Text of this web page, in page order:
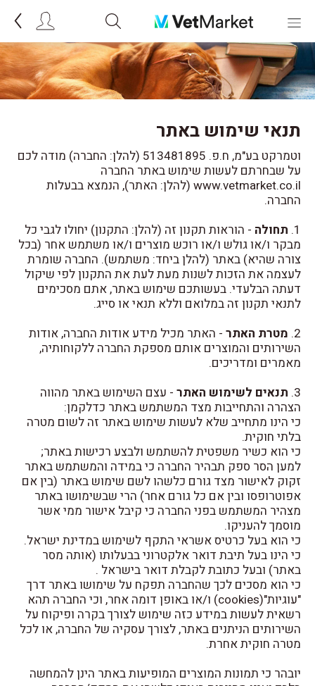
תנאי שימוש באתר
וטמרקט בע"מ, ח.פ. 513481895 (להלן: החברה) מודה לכם
על שבחרתם לעשות שימוש באתר החברה
www.vetmarket.co.il (להלן: האתר), הנמצא בבעלות
החברה.
1. תחולה - הוראות תקנון זה (להלן: התקנון) יחולו לגבי כל
מבקר ו/או גולש ו/או רוכש מוצרים ו/או משתמש אחר (בכל
צורה שהיא) באתר (להלן ביחד: משתמש). החברה שומרת
לעצמה את הזכות לשנות מעת לעת את התקנון לפי שיקול
דעתה הבלעדי. בעשותכם שימוש באתר, אתם מסכימים
לתנאי תקנון זה במלואם וללא תנאי או סייג.
2. מטרת האתר - האתר מכיל מידע אודות החברה, אודות
השירותים והמוצרים אותם מספקת החברה ללקוחותיה,
מאמרים ומדריכים.
3. תנאים לשימוש האתר - עצם השימוש באתר מהווה
הצהרה והתחייבות מצד המשתמש באתר כדלקמן:
כי הינו מתחייב שלא לעשות שימוש באתר זה לשום מטרה
בלתי חוקית.
כי הוא כשיר משפטית להשתמש ולבצע רכישות באתר;
למען הסר ספק תבהיר החברה כי במידה והמשתמש באתר
זקוק לאישור מצד גורם כלשהו לשם שימוש באתר (בין אם
אפוטרופסו ובין אם כל גורם אחר) הרי שבשימושו באתר
מצהיר המשתמש בפני החברה כי קיבל אישור ממי אשר
מוסמך להעניקו.
כי הוא בעל כרטיס אשראי התקף לשימוש במדינת ישראל.
כי הינו בעל תיבת דואר אלקטרוני בבעלותו (אותה מסר
באתר) ובעל כתובת לקבלת דואר בישראל .
כי הוא מסכים לכך שהחברה תפקח על שימושו באתר דרך
"עוגיות"(cookies) ו/או באופן דומה אחר, וכי החברה תהא
רשאית לעשות במידע כזה שימוש לצורך בקרה ופיקוח על
השירותים הניתנים באתר, לצורך עסקיה של החברה, או לכל
מטרה חוקית אחרת.
יובהר כי תמונות המוצרים המופיעות באתר הינן להמחשה